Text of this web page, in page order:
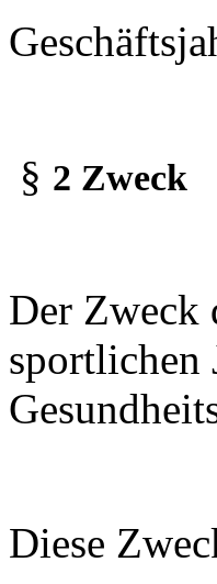
§ 2 Zweck
Der Zweck
sportlichen
Diese